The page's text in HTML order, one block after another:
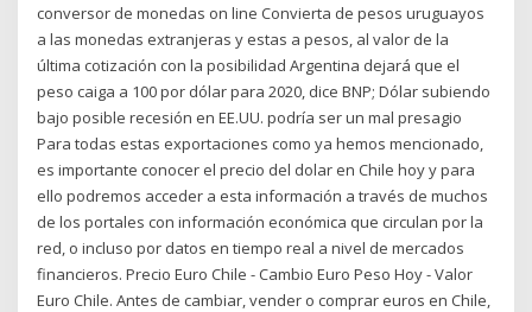
conversor de monedas on line Convierta de pesos uruguayos
a las monedas extranjeras y estas a pesos, al valor de la
última cotización con la posibilidad Argentina dejará que el
peso caiga a 100 por dólar para 2020, dice BNP; Dólar subiendo
bajo posible recesión en EE.UU. podría ser un mal presagio
Para todas estas exportaciones como ya hemos mencionado,
es importante conocer el precio del dolar en Chile hoy y para
ello podremos acceder a esta información a través de muchos
de los portales con información económica que circulan por la
red, o incluso por datos en tiempo real a nivel de mercados
financieros. Precio Euro Chile - Cambio Euro Peso Hoy - Valor
Euro Chile. Antes de cambiar, vender o comprar euros en Chile,